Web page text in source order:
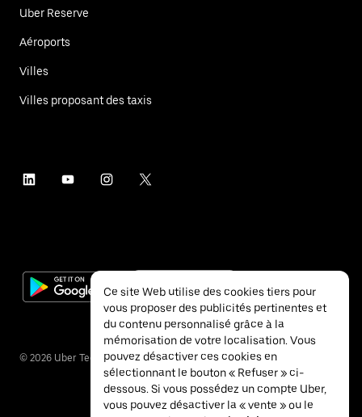
Uber Reserve
Aéroports
Villes
Villes proposant des taxis
© 2026 Uber Technologies Inc.
Ce site Web utilise des cookies tiers pour
vous proposer des publicités pertinentes et
du contenu personnalisé grâce à la
mémorisation de votre localisation. Vous
pouvez désactiver ces cookies en
sélectionnant le bouton « Refuser » ci-
dessous. Si vous possédez un compte Uber,
vous pouvez désactiver la « vente » ou le